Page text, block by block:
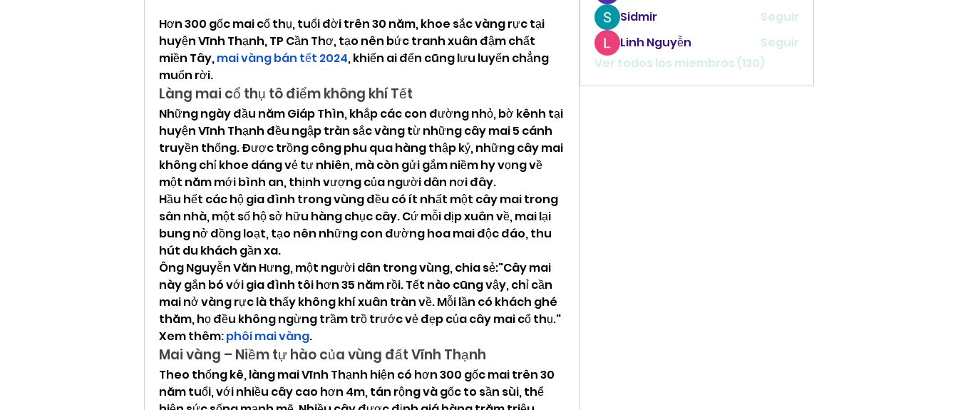
Hơn 300 gốc mai cổ thụ, tuổi đời trên 30 năm, khoe sắc vàng rực tại
huyện Vĩnh Thạnh, TP Cần Thơ, tạo nên bức tranh xuân đậm chất
miền Tây, mai vàng bán tết 2024, khiến ai đến cũng lưu luyến chẳng
muốn rời.
Làng mai cổ thụ tô điểm không khí Tết
Những ngày đầu năm Giáp Thìn, khắp các con đường nhỏ, bờ kênh tại
huyện Vĩnh Thạnh đều ngập tràn sắc vàng từ những cây mai 5 cánh
truyền thống. Được trồng công phu qua hàng thập kỷ, những cây mai
không chỉ khoe dáng vẻ tự nhiên, mà còn gửi gắm niềm hy vọng về
một năm mới bình an, thịnh vượng của người dân nơi đây.
Hầu hết các hộ gia đình trong vùng đều có ít nhất một cây mai trong
sân nhà, một số hộ sở hữu hàng chục cây. Cứ mỗi dịp xuân về, mai lại
bung nở đồng loạt, tạo nên những con đường hoa mai độc đáo, thu
hút du khách gần xa.
Ông Nguyễn Văn Hưng, một người dân trong vùng, chia sẻ:"Cây mai
này gắn bó với gia đình tôi hơn 35 năm rồi. Tết nào cũng vậy, chỉ cần
mai nở vàng rực là thấy không khí xuân tràn về. Mỗi lần có khách ghé
thăm, họ đều không ngừng trầm trồ trước vẻ đẹp của cây mai cổ thụ."
Xem thêm: phôi mai vàng.
Mai vàng – Niềm tự hào của vùng đất Vĩnh Thạnh
Theo thống kê, làng mai Vĩnh Thạnh hiện có hơn 300 gốc mai trên 30
năm tuổi, với nhiều cây cao hơn 4m, tán rộng và gốc to sần sùi, thể
Sidmir
Seguir
Linh Nguyễn
Seguir
Ver todos los miembros (120)